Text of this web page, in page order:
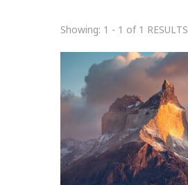
Showing: 1 - 1 of 1 RESULTS